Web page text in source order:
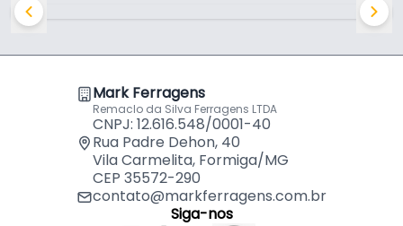
Mark Ferragens
Remaclo da Silva Ferragens LTDA
CNPJ: 12.616.548/0001-40
Rua Padre Dehon, 40
Vila Carmelita, Formiga/MG
CEP 35572-290
contato@markferragens.com.br
Siga-nos